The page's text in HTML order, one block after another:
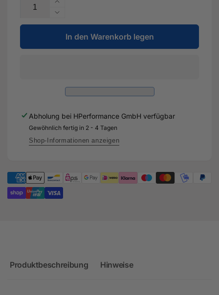
Erhöhe
die
Menge
für
RACE
Audi
RS3
-
CZG
Verringere
die
Menge
für
für
Audi
8V1
-
CZG
In den Warenkorb legen
Abholung bei HPerformance GmbH verfügbar
Gewöhnlich fertig in 2 - 4 Tagen
Shop-Informationen anzeigen
Produktbeschreibung Hinweise